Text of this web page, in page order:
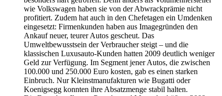
wie Volkswagen haben sie von der Abwrackprämie nicht
profitiert. Zudem hat auch in den Chefetagen ein Umdenken
eingesetzt: Firmenkunden haben aus Imagegründen den
Ankauf neuer, teurer Autos gescheut. Das
Umweltbewusstsein der Verbraucher steigt – und die
klassischen Luxusauto-Kunden hatten 2009 deutlich weniger
Geld zur Verfügung. Im Segment jener Autos, die zwischen
100.000 und 250.000 Euro kosten, gab es einen starken
Einbruch. Nur Kleinstmanufakturen wie Bugatti oder
Koenigsegg konnten ihre Absatzmenge stabil halten.